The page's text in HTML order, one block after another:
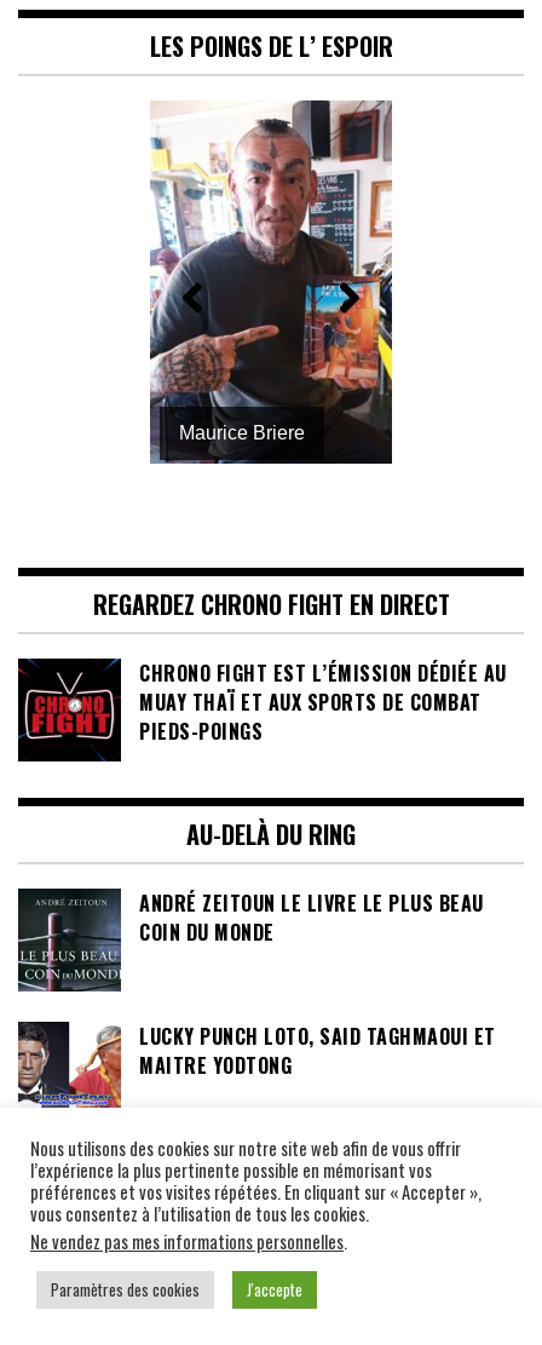
LES POINGS DE L’ ESPOIR
Maurice Briere
Yassine Benhadj
REGARDEZ CHRONO FIGHT EN DIRECT
CHRONO FIGHT EST L’ÉMISSION DÉDIÉE AU
MUAY THAÏ ET AUX SPORTS DE COMBAT
PIEDS-POINGS
AU-DELÀ DU RING
ANDRÉ ZEITOUN LE LIVRE LE PLUS BEAU
COIN DU MONDE
LUCKY PUNCH LOTO, SAID TAGHMAOUI ET
MAITRE YODTONG
EXPO PHOTO VENEZ DECOUVRIR LE MUAY
THAI AUTHENTIQUE À TRAVERS 100 PHOTOS
AU CLUB LE SIT OJ INTER À TOULOUSE 31
Nous utilisons des cookies sur notre site web afin de vous offrir
l’expérience la plus pertinente possible en mémorisant vos
préférences et vos visites répétées. En cliquant sur « Accepter »,
vous consentez à l’utilisation de tous les cookies.
Ne vendez pas mes informations personnelles.
Paramètres des cookies J'accepte